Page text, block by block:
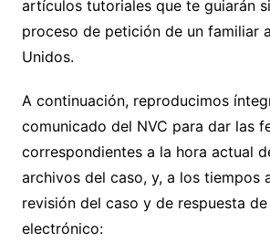
artículos tutoriales que te guiarán
proceso de petición de un familiar
Unidos.
A continuación, reproducimos
comunicado del NVC para dar las
correspondientes a la hora actual
archivos del caso, y, a los tiempos
revisión del caso y de respuesta
electrónico: